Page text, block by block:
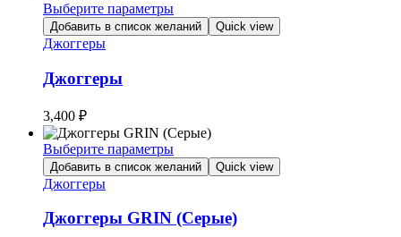
Выберите параметры
Этот
товар
имеет
несколько
вариаций.
можно
выбрать
на
странице
товара.
Добавить в список желаний Quick view
Джоггеры
Джоггеры
3,400 ₽
Выберите параметры
Этот
товар
имеет
несколько
вариаций.
Добавить в список желаний Quick view
Джоггеры
Джоггеры GRIN (Серые)